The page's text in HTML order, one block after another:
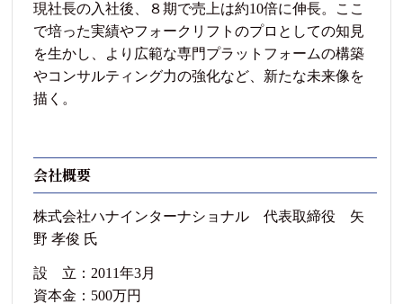
現社長の入社後、８期で売上は約10倍に伸長。ここ
で培った実績やフォークリフトのプロとしての知見
を生かし、より広範な専門プラットフォームの構築
やコンサルティング力の強化など、新たな未来像を
描く。
会社概要
株式会社ハナインターナショナル 代表取締役 矢
野 孝俊 氏
設 立：2011年3月
資本金：500万円